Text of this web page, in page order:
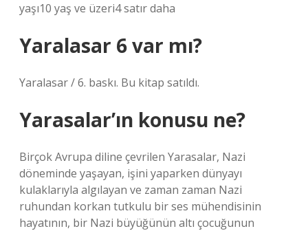
yaşı‎10 yaş ve üzeri4 satır daha
Yaralasar 6 var mı?
Yaralasar / 6. baskı. Bu kitap satıldı.
Yarasalar’ın konusu ne?
Birçok Avrupa diline çevrilen Yarasalar, Nazi
döneminde yaşayan, işini yaparken dünyayı
kulaklarıyla algılayan ve zaman zaman Nazi
ruhundan korkan tutkulu bir ses mühendisinin
hayatının, bir Nazi büyüğünün altı çocuğunun